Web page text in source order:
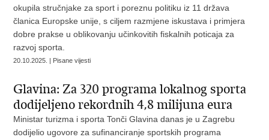
okupila stručnjake za sport i poreznu politiku iz 11 država
članica Europske unije, s ciljem razmjene iskustava i primjera
dobre prakse u oblikovanju učinkovitih fiskalnih poticaja za
razvoj sporta.
20.10.2025. | Pisane vijesti
Glavina: Za 320 programa lokalnog sporta
dodijeljeno rekordnih 4,8 milijuna eura
Ministar turizma i sporta Tonči Glavina danas je u Zagrebu
dodijelio ugovore za sufinanciranje sportskih programa